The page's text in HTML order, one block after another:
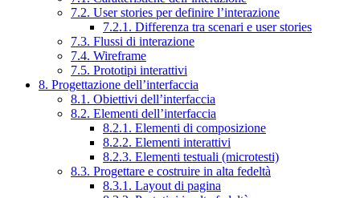
7.2. User stories per definire l’interazione
7.2.1. Differenza tra scenari e user stories
7.3. Flussi di interazione
7.4. Wireframe
7.5. Prototipi interattivi
8. Progettazione dell’interfaccia
8.1. Obiettivi dell’interfaccia
8.2. Elementi dell’interfaccia
8.2.1. Elementi di composizione
8.2.2. Elementi interattivi
8.2.3. Elementi testuali (microtesti)
8.3. Progettare e costruire in alta fedeltà
8.3.1. Layout di pagina